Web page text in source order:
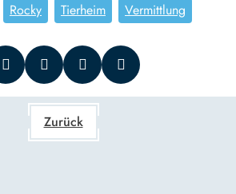
Rocky Tierheim Vermittlung
Zurück